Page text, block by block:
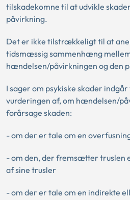
tilskadekomne til at udvikle
påvirkning.
Det er ikke tilstrækkeligt til at
tidsmæssig sammenhæng
hændelsen/påvirkningen og den
I sager om psykiske skader
vurderingen af, om hændelsen/
forårsage skaden:
- om der er tale om en
- om den, der fremsætter truslen
af sine trusler
- om der er tale om en indirekte